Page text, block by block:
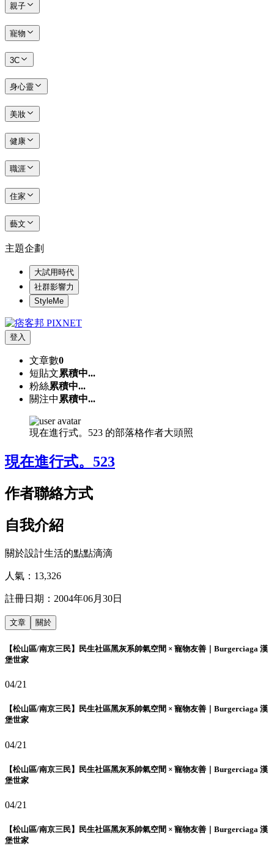
親子
寵物
3C
身心靈
美妝
健康
職涯
住家
藝文
主題企劃
大試用時代
社群影響力
StyleMe
登入
文章數0
短貼文累積中...
粉絲累積中...
關注中 累積中...
現在進行式。523 的部落格作者大頭照
現在進行式。523
作者聯絡方式
自我介紹
關於設計生活的點點滴滴
人氣： 13,326
註冊日期： 2004年06月30日
文章 關於
【松山區/南京三民】民生社區黑灰系帥氣空間 × 寵物友善｜Burgerciaga 漢
堡世家
04/21
【松山區/南京三民】民生社區黑灰系帥氣空間 × 寵物友善｜Burgerciaga 漢
堡世家
04/21
【松山區/南京三民】民生社區黑灰系帥氣空間 × 寵物友善｜Burgerciaga 漢
堡世家
04/21
【松山區/南京三民】民生社區黑灰系帥氣空間 × 寵物友善｜Burgerciaga 漢
堡世家